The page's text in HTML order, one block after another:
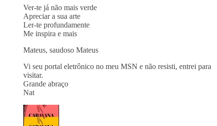
Ver-te já não mais verde
Apreciar a sua arte
Ler-te profundamente
Me inspira e mais
Mateus, saudoso Mateus
Vi seu portal eletrônico no meu MSN e não resisti, entrei para
visitar.
Grande abraço
Nat